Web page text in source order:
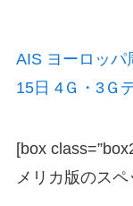
AIS ヨーロッパ
15日 4Ｇ・3Ｇ
[box
メリカ版のスペ